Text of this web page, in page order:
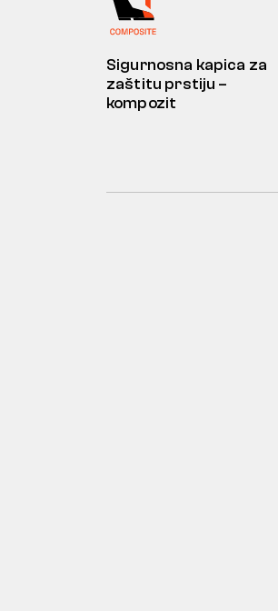
Sigurnosna kapica za
zaštitu prstiju –
kompozit